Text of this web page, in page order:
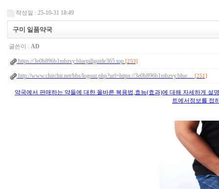
작성일 : 25-10-31 18:49
구미 일품약국
글쓴이 : AD
https://3e0b896b1mbzvy.bluepillguide365.top [253]
http://www.chirchir.net/bbs/logout.php?url=https://3e0b896b1mbzvy.blue… [251]
약국에서 판매하는 약들에 대한 올바른 복용법,효능(효과)에 대해 자세하게
트에서정보를 접